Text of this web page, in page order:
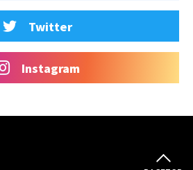
Twitter
Instagram